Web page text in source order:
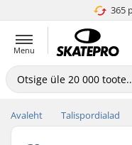
365
Menu
Avaleht Talispordialad